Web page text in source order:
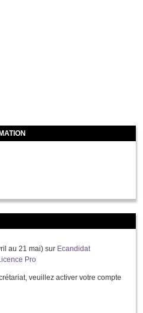
au 21 mai) sur Ecandidat
Pro
veuillez activer votre compte